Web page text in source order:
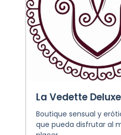
La Vedette Deluxe
Boutique sensual y
que pueda disfrutar al